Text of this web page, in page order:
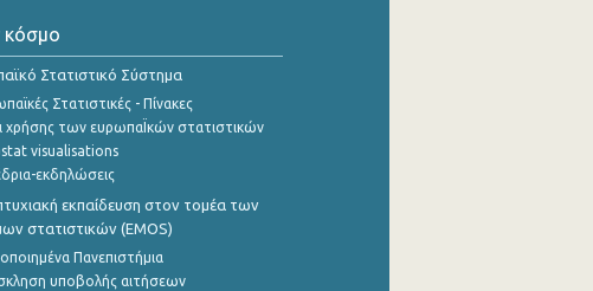
κόσμο
Στατιστικό Σύστημα
Στατιστικές - Πίνακες
χρήσης των ευρωπαΪκών στατιστικών
visualisations
εκδηλώσεις
εκπαίδευση στον τομέα των
στατιστικών (EMOS)
Πανεπιστήμια
υποβολής αιτήσεων